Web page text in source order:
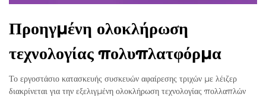
Προηγμένη ολοκλήρωση
τεχνολογίας πολυπλατφόρμα
Το εργοστάσιο κατασκευής συσκευών αφαίρεσης τριχών με λέιζερ
διακρίνεται για την εξελιγμένη ολοκλήρωση τεχνολογίας πολλαπλών